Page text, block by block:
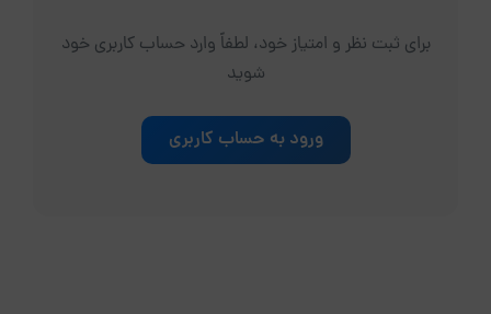
برای ثبت نظر و امتیاز خود، لطفاً وارد حساب کاربری خود
شوید
ورود به حساب کاربری